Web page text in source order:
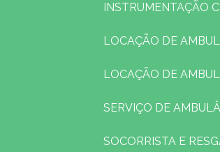
INSTRUMENTAÇÃO
LOCAÇÃO DE
LOCAÇÃO DE
SERVIÇO DE
SOCORRISTA E